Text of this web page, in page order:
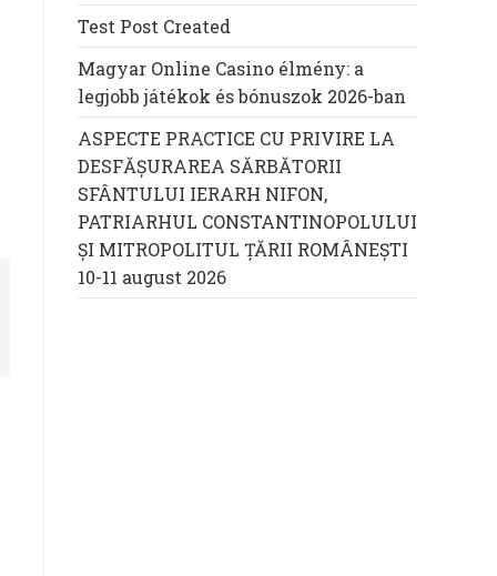
Test Post Created
Magyar Online Casino élmény: a
legjobb játékok és bónuszok 2026-ban
ASPECTE PRACTICE CU PRIVIRE LA
DESFĂȘURAREA SĂRBĂTORII
SFÂNTULUI IERARH NIFON,
PATRIARHUL CONSTANTINOPOLULUI
ŞI MITROPOLITUL ȚĂRII ROMÂNEȘTI
10-11 august 2026